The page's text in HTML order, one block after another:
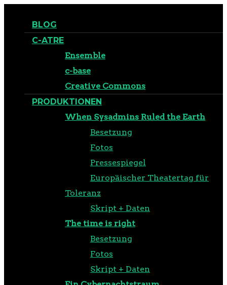
BLOG
C-ATRE
Ensemble
c-base
Creative Commons
PRODUKTIONEN
When Sysadmins Ruled the Earth
Besetzung
Fotos
Pressespiegel
Europäischer Theatertag für
Toleranz
Skript + Daten
The time is right
Besetzung
Fotos
Skript + Daten